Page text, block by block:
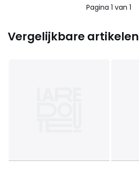
Pagina 1 van 1
Vergelijkbare artikelen